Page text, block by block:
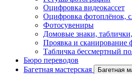
Оцифровка видеокассет
Оцифровка фотоплёнок,
Фотосувениры
Домовые знаки, таблички,
Проявка и сканирование
Табличка бессмертный
Бюро переводов
Багетная мастерская
Багетная